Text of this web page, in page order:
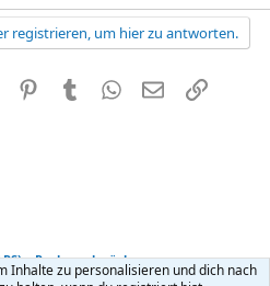
registrieren, um hier zu antworten.
PinterestTumblr WhatsApp
E-MailLink
+ Rechenschwäche
Inhalte zu personalisieren und dich nach